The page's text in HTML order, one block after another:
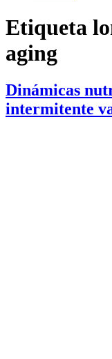
Etiqueta
aging
Dinámicas
intermitente